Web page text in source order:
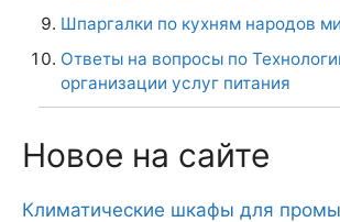
Шпаргалки по кухням народов
Ответы на вопросы по
организации услуг питания
Новое на сайте
Климатические шкафы для